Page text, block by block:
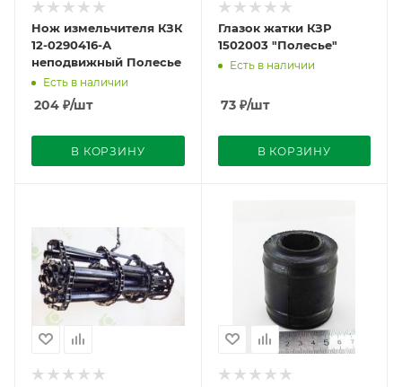
Нож измельчителя КЗК
12-0290416-А
неподвижный Полесье
Есть в наличии
204 ₽/шт
В КОРЗИНУ
Глазок жатки КЗР
1502003 "Полесье"
Есть в наличии
73₽/шт
В КОРЗИНУ